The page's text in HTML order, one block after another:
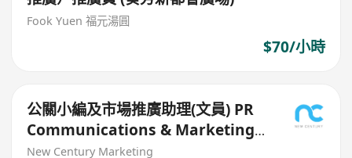
Fook Yuen 福元湯圓
$70/小時
公關小編及市場推廣助理(文員) PR
Communications & Marketing
Assistant (Clerk)
New Century Marketing